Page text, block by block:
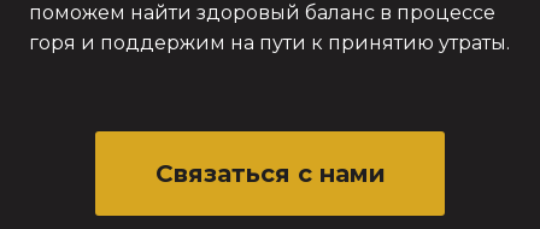
поможем найти здоровый баланс в процессе
горя и поддержим на пути к принятию утраты.
Связаться с нами